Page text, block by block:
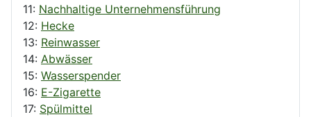
11: Nachhaltige Unternehmensführung
12: Hecke
13: Reinwasser
14: Abwässer
15: Wasserspender
16: E-Zigarette
17: Spülmittel